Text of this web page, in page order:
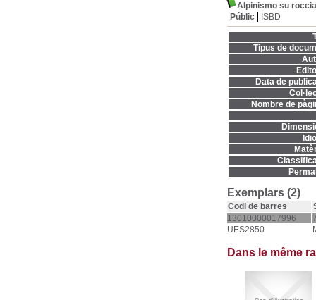
Alpinismo su
Públic
ISBD
Tipus de
Data de
Nombre de
Exemplars (2)
Codi de barres
13010000017996
UES2850
Dans le même